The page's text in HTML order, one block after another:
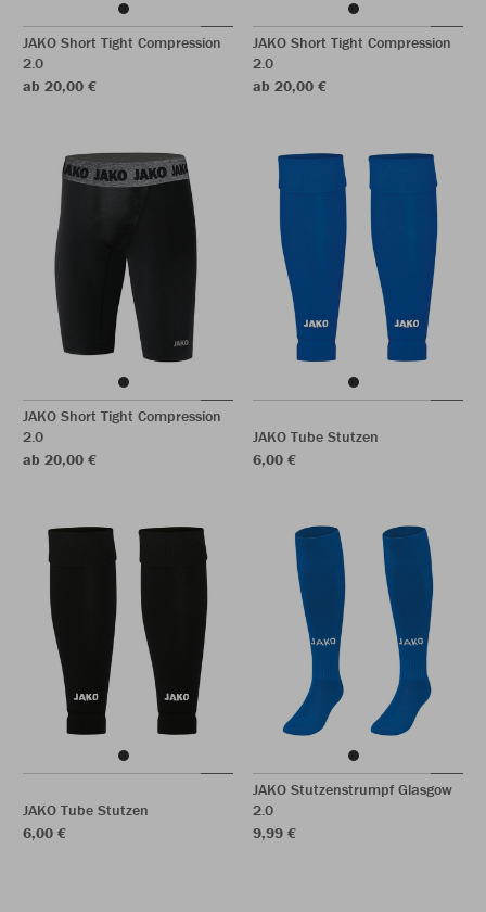
JAKO Short Tight Compression
2.0
ab 20,00 €
JAKO Short Tight Compression
2.0
ab 20,00 €
JAKO Short Tight Compression
2.0
ab 20,00 €
JAKO Tube Stutzen
6,00 €
JAKO Tube Stutzen
6,00 €
JAKO Stutzenstrumpf Glasgow
2.0
9,99 €